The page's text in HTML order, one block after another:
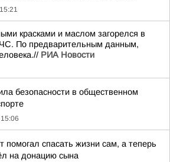
15:21
красками и маслом загорелся в
По предварительным данным,
РИА Новости
безопасности в общественном
15:06
помогал спасать жизни сам, а теперь
на донацию сына